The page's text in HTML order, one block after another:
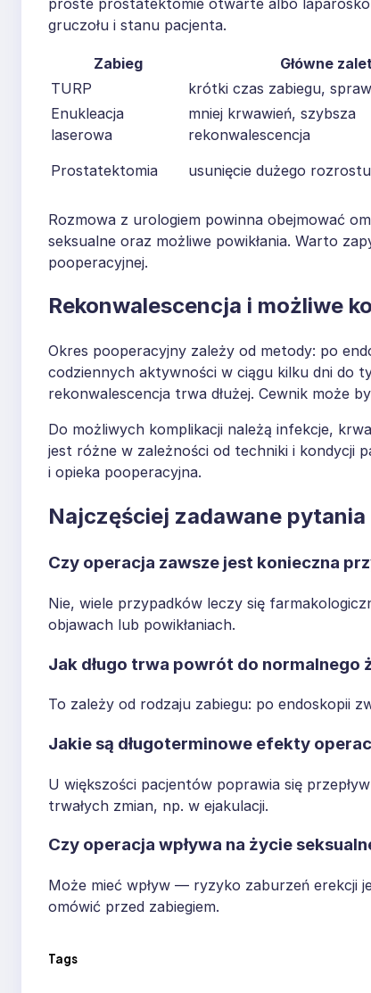
gruczołu i stanu pacjenta.
Zabieg Główne
TURP
krótki czas zabiegu,
Enukleacja
laserowa
mniej krwawień, szybsza
rekonwalescencja
Prostatektomia usunięcie dużego rozrostu
Rozmowa z urologiem powinna obejmować
seksualne oraz możliwe powikłania. Warto
pooperacyjnej.
Rekonwalescencja i możliwe
Okres pooperacyjny zależy od metody: po
codziennych aktywności w ciągu kilku dni do
rekonwalescencja trwa dłużej. Cewnik może
Do możliwych komplikacji należą infekcje,
jest różne w zależności od techniki i kondycji
i opieka pooperacyjna.
Najczęściej zadawane pytania
Czy operacja zawsze jest konieczna
Nie, wiele przypadków leczy się
objawach lub powikłaniach.
Jak długo trwa powrót do normalnego
To zależy od rodzaju zabiegu: po endoskopii
Jakie są długoterminowe efekty
U większości pacjentów poprawia się
trwałych zmian, np. w ejakulacji.
Czy operacja wpływa na życie
Może mieć wpływ — ryzyko zaburzeń erekcji
omówić przed zabiegiem.
Tags